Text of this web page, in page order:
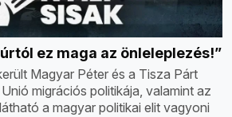
ez maga az önleleplezés!”
Magyar Péter és a Tisza Párt
migrációs politikája, valamint az
a magyar politikai elit vagyoni